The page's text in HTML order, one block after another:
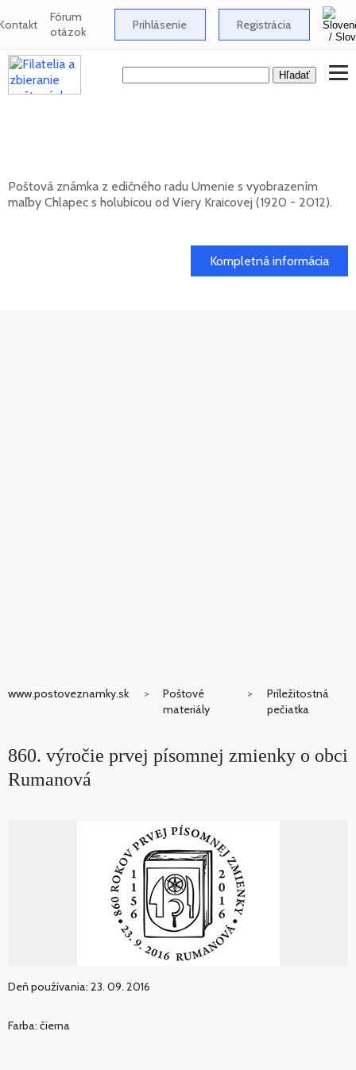
Fórum
otázok Prihlásenie Registrácia
Poštová známka z edičného radu Umenie s vyobrazením
maľby Chlapec s holubicou od Viery Kraicovej (1920 - 2012).
Kompletná informácia
www.postoveznamky.sk
Poštové
materiály
Príležitostná
pečiatka
860. výročie prvej písomnej zmienky o obci
Rumanová
Deň používania: 23. 09. 2016
Farba: čierna